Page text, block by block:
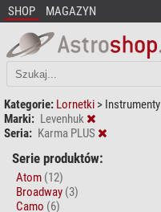
SHOP MAGAZYN
Kategorie: Lornetki > Instrumenty
Marki: Levenhuk
Seria: Karma PLUS
Serie produktów:
Atom (12)
Broadway (3)
Camo (6)